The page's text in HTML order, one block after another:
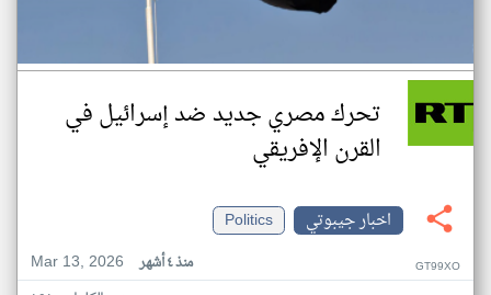
تحرك مصري جديد ضد إسرائيل في
القرن الإفريقي
اخبار جيبوتي
Politics
Mar 13, 2026
منذ ٤ أشهر GT99XO